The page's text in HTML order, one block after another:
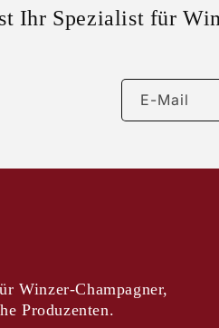
Ihr Spezialist für
E-Mail
Winzer-Champagner,
Produzenten.